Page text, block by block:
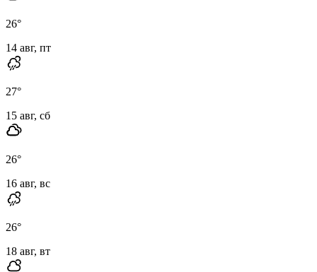
26°
14 авг, пт
27°
15 авг, сб
26°
16 авг, вс
26°
18 авг, вт